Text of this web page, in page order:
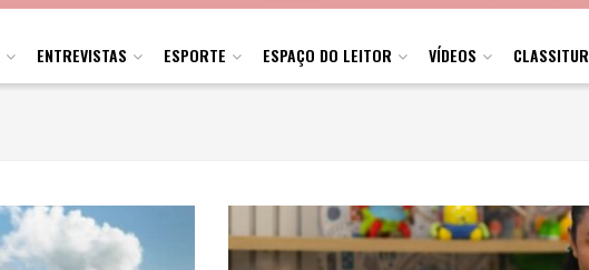
ENTREVISTAS ESPORTE ESPAÇO DO LEITOR VÍDEOS CLASSITUR